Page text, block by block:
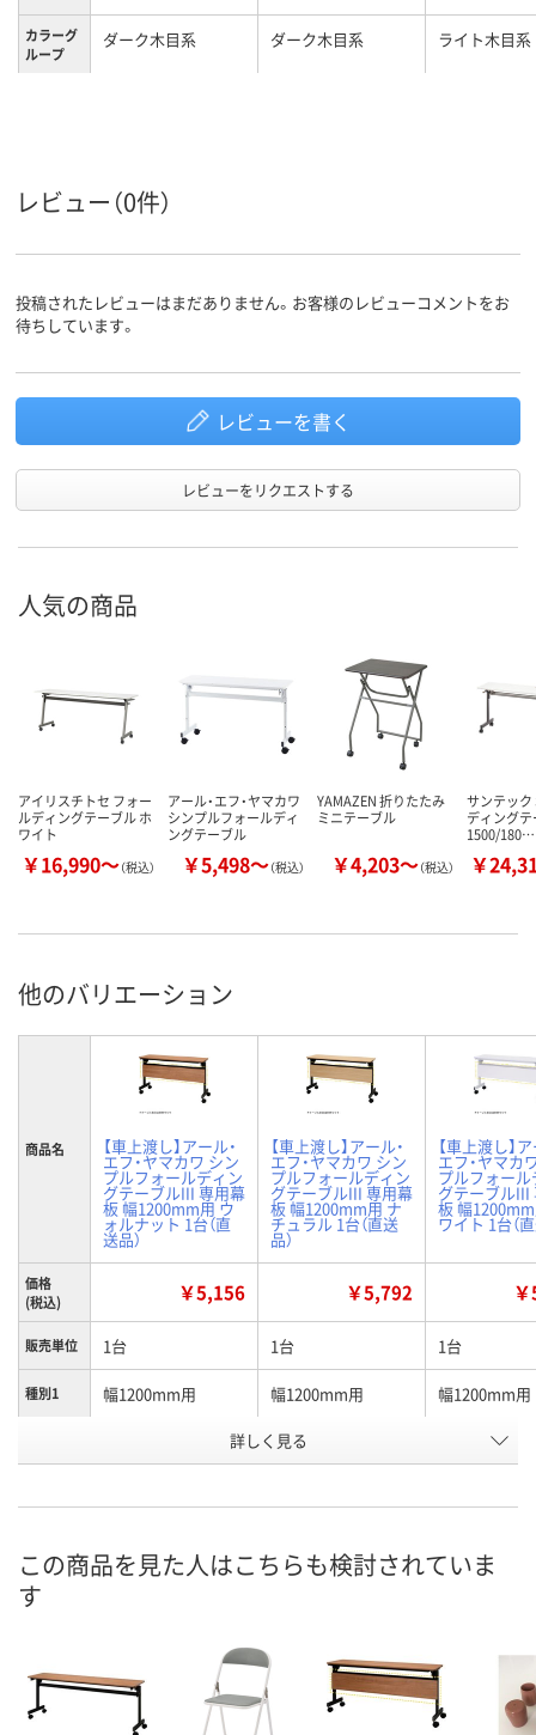
カラーグ
ループ
ダーク木目系 ダーク木目系 ライト木目系
レビュー（0件）
投稿されたレビューはまだありません。お客様のレビューコメントをお
待ちしています。
レビューを書く
レビューをリクエストする
人気の商品
アイリスチトセ フォー
ルディングテーブル ホ
ワイト
￥16,990～（税込）
アール・エフ・ヤマカワ
シンプルフォールディ
ングテーブル
￥5,498～（税込）
YAMAZEN 折りたたみ
ミニテーブル
￥4,203～（税込）
サンテック
ディング
1500/180…
￥
他のバリエーション
商品名 【車上渡し】アール・
エフ・ヤマカワ シン
プルフォールディン
グテーブルIII 専用幕
板 幅1200mm用 ウ
ォルナット 1台（直
送品）
【車上渡し】アール・
エフ・ヤマカワ シン
プルフォールディン
グテーブルIII 専用幕
板 幅1200mm用 ナ
チュラル 1台（直送
品）
【車上渡し】
エフ・ヤマカ
プルフォー
グテーブルIII
板 幅
ワイト 1台（
価格
(税込)
￥5,156 ￥5,792
販売単位 1台 1台 1台
種別1 幅1200mm用 幅1200mm用 幅1200mm用
ナチュラル ホワイト
号
お届け日
カゴへ
数量
カゴへ カ
詳しく見る
この商品を見た人はこちらも検討されていま
す